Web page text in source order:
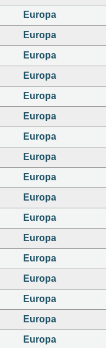
Europa
Europa
Europa
Europa
Europa
Europa
Europa
Europa
Europa
Europa
Europa
Europa
Europa
Europa
Europa
Europa
Europa